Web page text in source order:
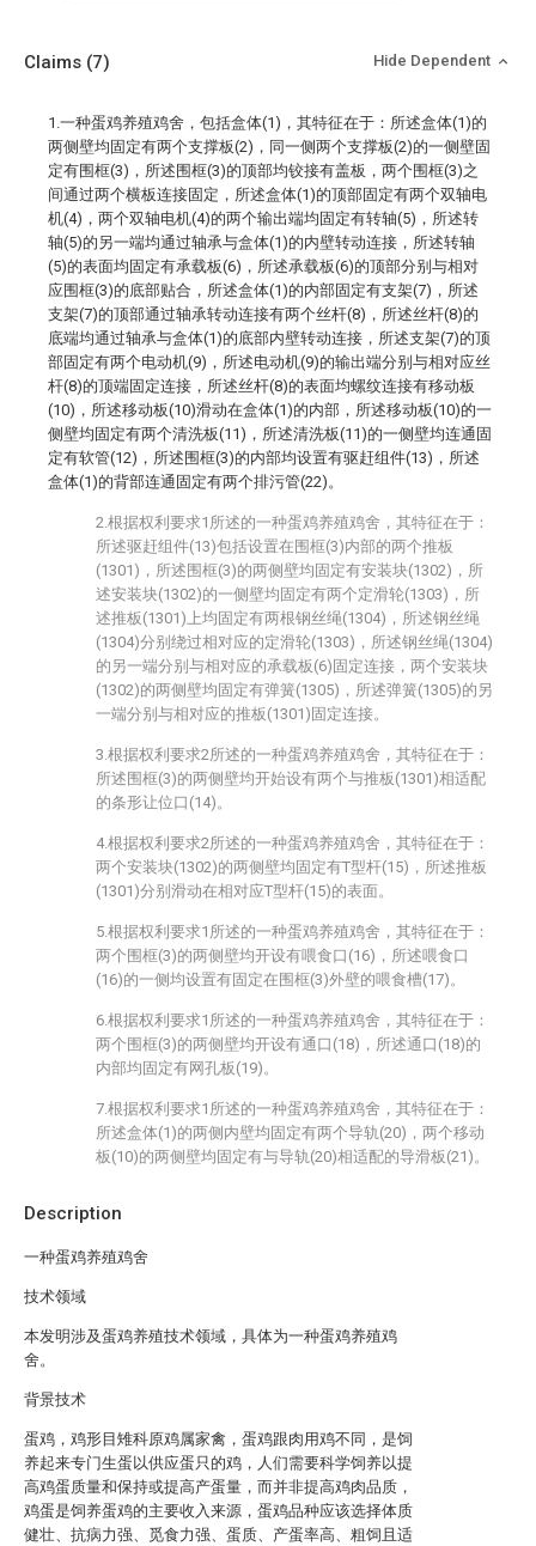
Description
一种蛋鸡养殖鸡舍
技术领域
本发明涉及蛋鸡养殖技术领域，具体为一种蛋鸡养殖鸡
舍。
背景技术
蛋鸡，鸡形目雉科原鸡属家禽，蛋鸡跟肉用鸡不同，是饲
养起来专门生蛋以供应蛋只的鸡，人们需要科学饲养以提
高鸡蛋质量和保持或提高产蛋量，而并非提高鸡肉品质，
鸡蛋是饲养蛋鸡的主要收入来源，蛋鸡品种应该选择体质
健壮、抗病力强、觅食力强、蛋质、产蛋率高、粗饲且适
Claims (7) Hide Dependent
1.一种蛋鸡养殖鸡舍，包括盒体(1)，其特征在于：所述盒体(1)的
两侧壁均固定有两个支撑板(2)，同一侧两个支撑板(2)的一侧壁固
定有围框(3)，所述围框(3)的顶部均铰接有盖板，两个围框(3)之
间通过两个横板连接固定，所述盒体(1)的顶部固定有两个双轴电
机(4)，两个双轴电机(4)的两个输出端均固定有转轴(5)，所述转
轴(5)的另一端均通过轴承与盒体(1)的内壁转动连接，所述转轴
(5)的表面均固定有承载板(6)，所述承载板(6)的顶部分别与相对
应围框(3)的底部贴合，所述盒体(1)的内部固定有支架(7)，所述
支架(7)的顶部通过轴承转动连接有两个丝杆(8)，所述丝杆(8)的
底端均通过轴承与盒体(1)的底部内壁转动连接，所述支架(7)的顶
部固定有两个电动机(9)，所述电动机(9)的输出端分别与相对应丝
杆(8)的顶端固定连接，所述丝杆(8)的表面均螺纹连接有移动板
(10)，所述移动板(10)滑动在盒体(1)的内部，所述移动板(10)的一
侧壁均固定有两个清洗板(11)，所述清洗板(11)的一侧壁均连通固
定有软管(12)，所述围框(3)的内部均设置有驱赶组件(13)，所述
盒体(1)的背部连通固定有两个排污管(22)。
2.根据权利要求1所述的一种蛋鸡养殖鸡舍，其特征在于：
所述驱赶组件(13)包括设置在围框(3)内部的两个推板
(1301)，所述围框(3)的两侧壁均固定有安装块(1302)，所
述安装块(1302)的一侧壁均固定有两个定滑轮(1303)，所
述推板(1301)上均固定有两根钢丝绳(1304)，所述钢丝绳
(1304)分别绕过相对应的定滑轮(1303)，所述钢丝绳(1304)
的另一端分别与相对应的承载板(6)固定连接，两个安装块
(1302)的两侧壁均固定有弹簧(1305)，所述弹簧(1305)的另
一端分别与相对应的推板(1301)固定连接。
3.根据权利要求2所述的一种蛋鸡养殖鸡舍，其特征在于：
所述围框(3)的两侧壁均开始设有两个与推板(1301)相适配
的条形让位口(14)。
4.根据权利要求2所述的一种蛋鸡养殖鸡舍，其特征在于：
两个安装块(1302)的两侧壁均固定有T型杆(15)，所述推板
(1301)分别滑动在相对应T型杆(15)的表面。
5.根据权利要求1所述的一种蛋鸡养殖鸡舍，其特征在于：
两个围框(3)的两侧壁均开设有喂食口(16)，所述喂食口
(16)的一侧均设置有固定在围框(3)外壁的喂食槽(17)。
6.根据权利要求1所述的一种蛋鸡养殖鸡舍，其特征在于：
两个围框(3)的两侧壁均开设有通口(18)，所述通口(18)的
内部均固定有网孔板(19)。
7.根据权利要求1所述的一种蛋鸡养殖鸡舍，其特征在于：
所述盒体(1)的两侧内壁均固定有两个导轨(20)，两个移动
板(10)的两侧壁均固定有与导轨(20)相适配的导滑板(21)。